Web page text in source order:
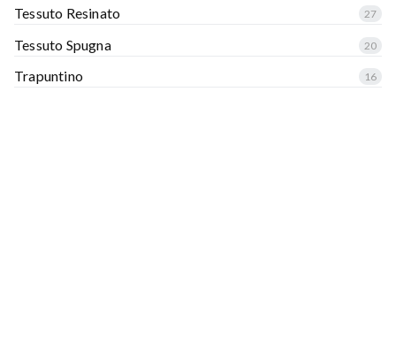
Tessuto Resinato 27
Tessuto Spugna 20
Trapuntino 16